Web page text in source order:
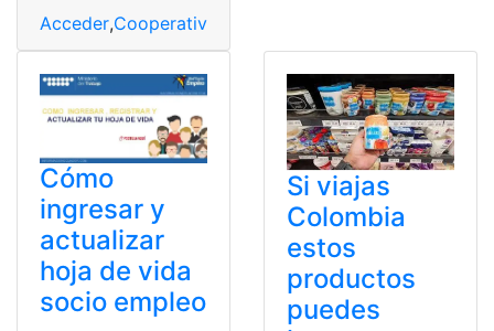
Acceder,Cooperativa
Cómo
ingresar y
actualizar
hoja de vida
socio empleo
Si viajas
Colombia
estos
productos
puedes